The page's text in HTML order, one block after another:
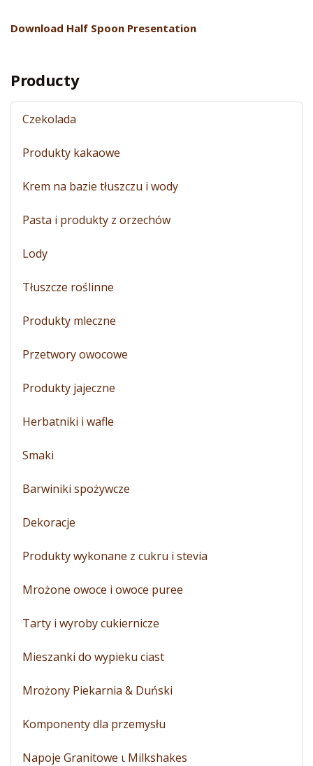
Download Half Spoon Presentation
Producty
Czekolada
Produkty kakaowe
Krem na bazie tłuszczu i wody
Pasta i produkty z orzechów
Lody
Tłuszcze roślinne
Produkty mleczne
Przetwory owocowe
Produkty jajeczne
Herbatniki i wafle
Smaki
Barwiniki spożywcze
Dekoracje
Produkty wykonane z cukru i stevia
Mrożone owoce i owoce puree
Tarty i wyroby cukiernicze
Mieszanki do wypieku ciast
Mrożony Piekarnia & Duński
Komponenty dla przemysłu
Napoje Granitowe ι Milkshakes